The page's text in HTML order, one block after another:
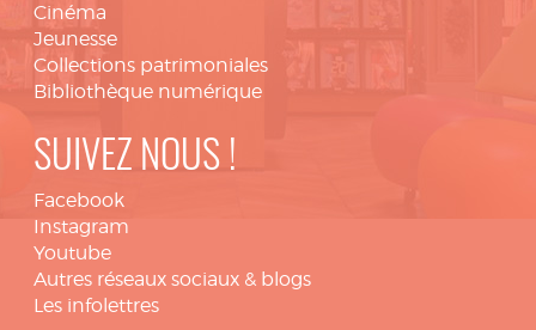
Cinéma
Jeunesse
Collections patrimoniales
Bibliothèque numérique
SUIVEZ NOUS !
Facebook
Instagram
Youtube
Autres réseaux sociaux & blogs
Les infolettres